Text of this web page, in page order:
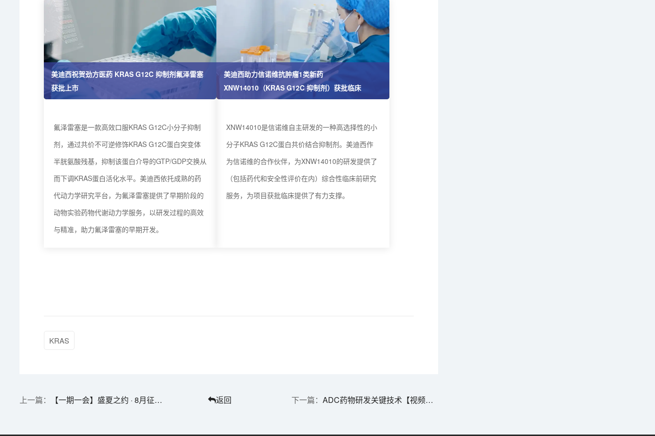
美迪西祝贺劲方医药 KRAS G12C 抑制剂氟泽雷塞
获批上市
氟泽雷塞是一款高效口服KRAS G12C小分子抑制
剂，通过共价不可逆修饰KRAS G12C蛋白突变体
半胱氨酸残基，抑制该蛋白介导的GTP/GDP交换从
而下调KRAS蛋白活化水平。美迪西依托成熟的药
代动力学研究平台，为氟泽雷塞提供了早期阶段的
动物实验药物代谢动力学服务，以研发过程的高效
与精准，助力氟泽雷塞的早期开发。
美迪西助力信诺维抗肿瘤1类新药
XNW14010（KRAS G12C 抑制剂）获批临床
XNW14010是信诺维自主研发的一种高选择性的小
分子KRAS G12C蛋白共价结合抑制剂。美迪西作
为信诺维的合作伙伴，为XNW14010的研发提供了
（包括药代和安全性评价在内）综合性临床前研究
服务，为项目获批临床提供了有力支撑。
KRAS
【一期一会】盛夏之约 · 8月征程启航 | Meet Us Where Discovery Heats Up! 返回 ADC药物研发关键技术【视频合集】